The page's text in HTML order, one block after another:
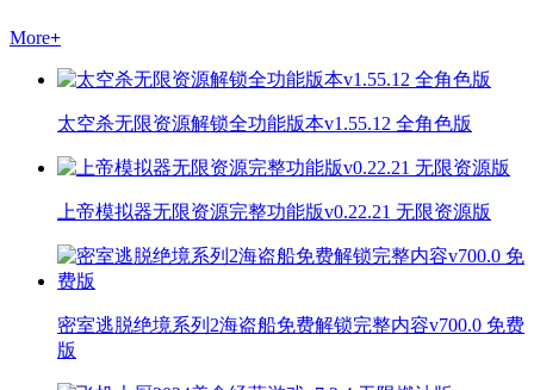
More+
太空杀无限资源解锁全功能版本v1.55.12 全角色版
上帝模拟器无限资源完整功能版v0.22.21 无限资源版
密室逃脱绝境系列2海盗船免费解锁完整内容v700.0 免费
版